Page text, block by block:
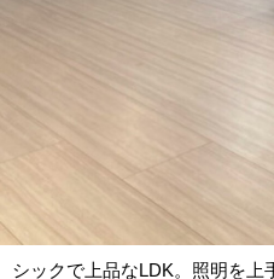
シックで上品なLDK。照明を上